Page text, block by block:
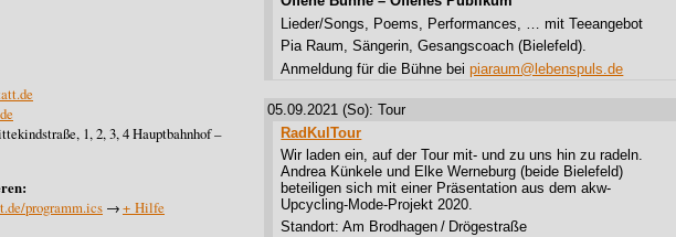
1, 2, 3, 4 Hauptbahnhof –
programm.ics →+ Hilfe
Lieder/Songs, Poems, Performances, … mit Teeangebot
Pia Raum, Sängerin, Gesangscoach (Bielefeld).
Anmeldung für die Bühne beipiaraum@lebenspuls.de
05.09.2021 (So): Tour
RadKulTour
Wir laden ein, auf der Tour mit- und zu uns hin zu radeln.
Andrea Künkele und Elke Werneburg (beide Bielefeld)
beteiligen sich mit einer Präsentation aus dem akw-
Upcycling-Mode-Projekt 2020.
Standort: Am Brodhagen / Drögestraße